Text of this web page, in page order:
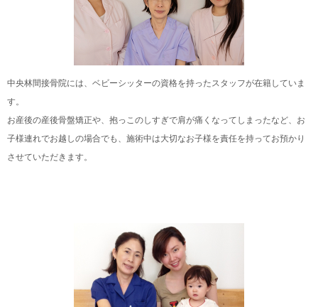
中央林間接骨院には、ベビーシッターの資格を持ったスタッフが在籍していま
す。
お産後の産後骨盤矯正や、抱っこのしすぎで肩が痛くなってしまったなど、お
子様連れでお越しの場合でも、施術中は大切なお子様を責任を持ってお預かり
させていただきます。